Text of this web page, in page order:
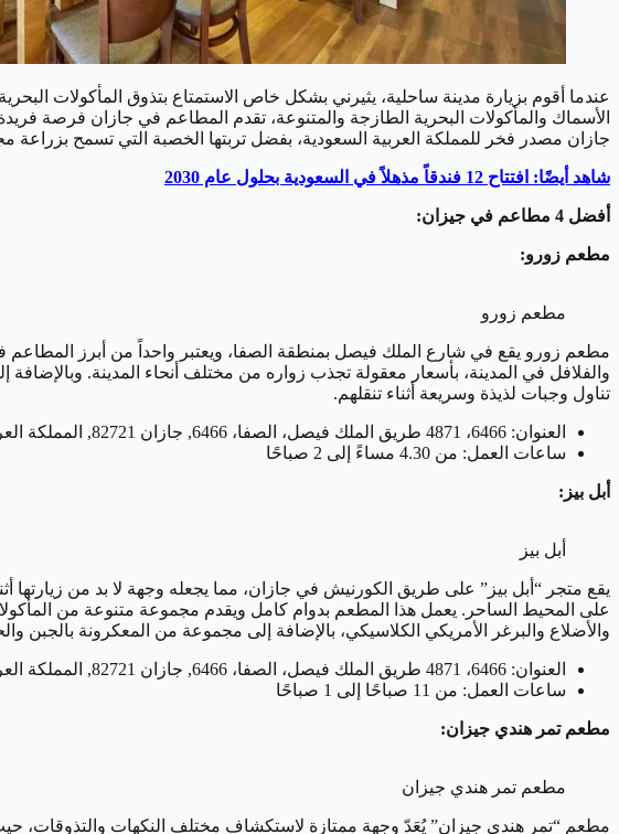
عندما أقوم بزيارة مدينة ساحلية، يثيرني بشكل خاص الاستمتاع بتذوق المأكولات
الأسماك والمأكولات البحرية الطازجة والمتنوعة، تقدم المطاعم في جازان فرصة
جازان مصدر فخر للمملكة العربية السعودية، بفضل تربتها الخصبة التي تسمح بزراعة
شاهد أيضًا: افتتاح 12 فندقاً مذهلاً في السعودية بحلول عام 2030
أفضل 4 مطاعم في جيزان:
مطعم زورو:
مطعم زورو
مطعم زورو يقع في شارع الملك فيصل بمنطقة الصفا، ويعتبر واحداً من أبرز المطاعم
والفلافل في المدينة، بأسعار معقولة تجذب زواره من مختلف أنحاء المدينة. وبالإضافة
تناول وجبات لذيذة وسريعة أثناء تنقلهم.
العنوان: 6466، 4871 طريق الملك فيصل، الصفا، 6466, جازان 82721, المملكة العربية السعودية
ساعات العمل: من 4.30 مساءً إلى 2 صباحًا
أبل بيز:
أبل بيز
على المحيط الساحر. يعمل هذا المطعم بدوام كامل ويقدم مجموعة متنوعة من
والأضلاع والبرغر الأمريكي الكلاسيكي، بالإضافة إلى مجموعة من المعكرونة بالجبن
العنوان: 6466، 4871 طريق الملك فيصل، الصفا، 6466, جازان 82721, المملكة العربية السعودية
ساعات العمل: من 11 صباحًا إلى 1 صباحًا
مطعم تمر هندي جيزان:
مطعم تمر هندي جيزان
مطعم “تمر هندي جيزان” يُعَدّ وجهة ممتازة لاستكشاف مختلف النكهات والتذوقات،